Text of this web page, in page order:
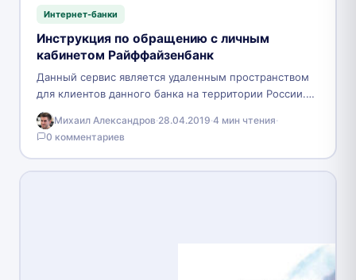
Интернет-банки
Инструкция по обращению с личным
кабинетом Райффайзенбанк
Данный сервис является удаленным пространством
для клиентов данного банка на территории России.
Личный кабинет позволяет всем пользователям в
режиме онлайн и в…
Михаил Александров·28.04.2019·4 мин чтения·
0 комментариев